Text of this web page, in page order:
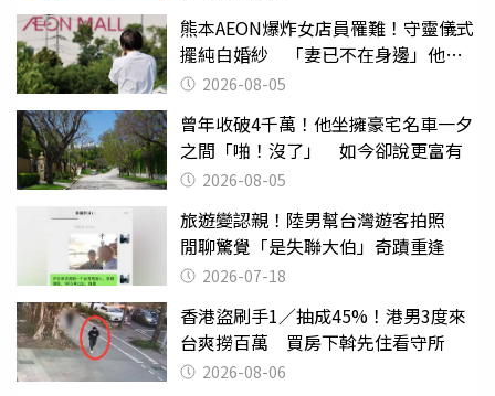
熊本AEON爆炸女店員罹難！守靈儀式
擺純白婚紗 「妻已不在身邊」他淚
喊：無法想像
2026-08-05
曾年收破4千萬！他坐擁豪宅名車一夕
之間「啪！沒了」 如今卻說更富有
2026-08-05
旅遊變認親！陸男幫台灣遊客拍照
閒聊驚覺「是失聯大伯」奇蹟重逢
2026-07-18
香港盜刷手1／抽成45%！港男3度來
台爽撈百萬 買房下斡先住看守所
2026-08-06